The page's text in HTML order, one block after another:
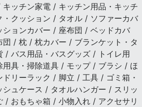
ッチン家電 / キッチン用品・キッチ
・クッション / タオル / ソファーカバ
ョンカバー / 座布団 / ベッドカバ
/ 枕 / 枕カバー / ブランケット・タ
/ バス用品・バスグッズ / トイレ用
具・掃除道具 / モップ / ブラシ / ほ
リーラック / 脚立 / 工具 / ゴミ箱・
ュケース / タオルハンガー / スリッ
/ おもちゃ箱 / 小物入れ / アクセサリ